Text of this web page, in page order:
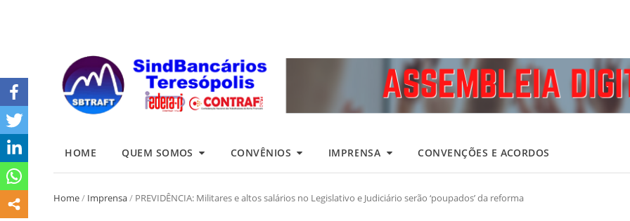
HOME QUEM SOMOS CONVÊNIOS IMPRENSA CONVENÇÕES E ACORDOS
Home/ Imprensa/ PREVIDÊNCIA: Militares e altos salários no Legislativo e Judiciário serão ‘poupados’ da reforma